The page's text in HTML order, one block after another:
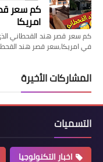
كم سعر
امريكا
كم سعر قصر هند القحطاني
في امريكا,سعر قصر هند
المشاركات الأخيرة
التسميات
اخبار التكنولوجيا